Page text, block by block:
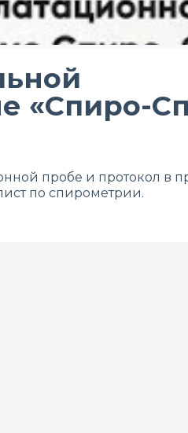
«‎Спиро-
пробе и протокол в
по спирометрии.